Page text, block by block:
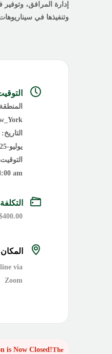
إدارة المرافق،
وتنفيذها في
التاريخ:
يوليو-2025
am
التكلفة
المكان
via
Zoom
The